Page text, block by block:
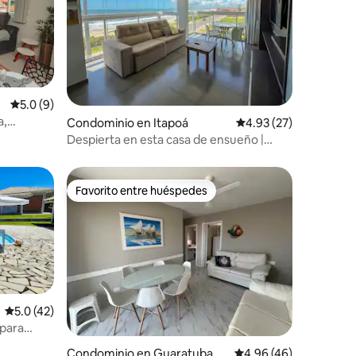
Calificación promedio: 5.0 de 5; 9 evaluaciones
5.0 (9)
Condominio en Itapoá Calificación
4.93 (27)
Despierta en esta casa de ensueño |
Calificación promedio: 5.0 de 5; 42 evaluaciones
5.0 (42)
Favorito entre huéspedes
Favorito entre huéspedes